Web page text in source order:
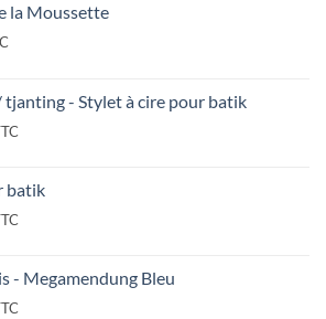
la Moussette
tjanting - Stylet à cire pour batik
batik
- Megamendung Bleu